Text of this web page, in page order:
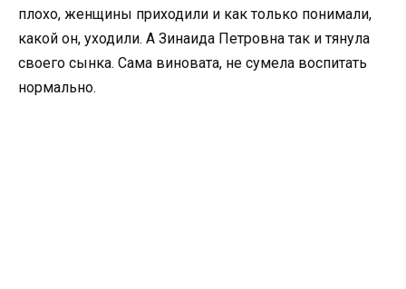
плохо, женщины приходили и как только понимали,
какой он, уходили. А Зинаида Петровна так и тянула
своего сынка. Сама виновата, не сумела воспитать
нормально.